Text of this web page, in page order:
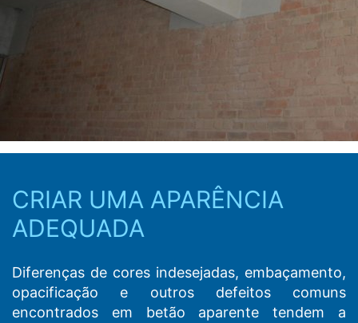
CRIAR UMA APARÊNCIA
ADEQUADA
Diferenças de cores indesejadas, embaçamento,
opacificação e outros defeitos comuns
encontrados em betão aparente tendem a